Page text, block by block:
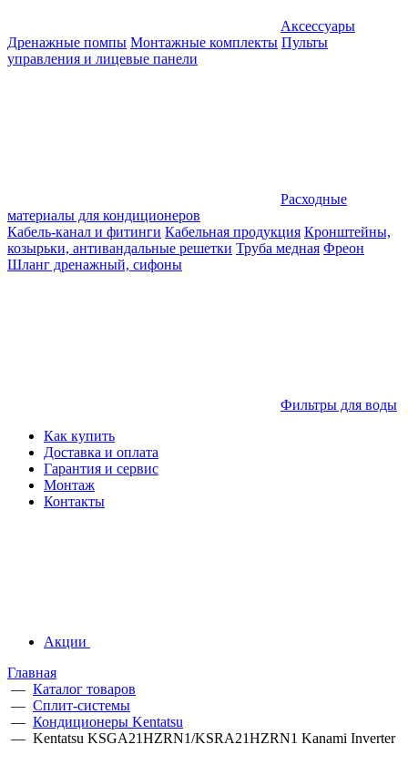
Аксессуары
Дренажные помпы Монтажные комплекты Пульты
управления и лицевые панели
Расходные
материалы для кондиционеров
Кабель-канал и фитинги Кабельная продукция Кронштейны,
козырьки, антивандальные решетки Труба медная Фреон
Шланг дренажный, сифоны
Фильтры для воды
Как купить
Доставка и оплата
Гарантия и сервис
Монтаж
Контакты
Акции
Главная
— Каталог товаров
— Сплит-системы
— Кондиционеры Kentatsu
— Kentatsu KSGA21HZRN1/KSRA21HZRN1 Kanami Inverter